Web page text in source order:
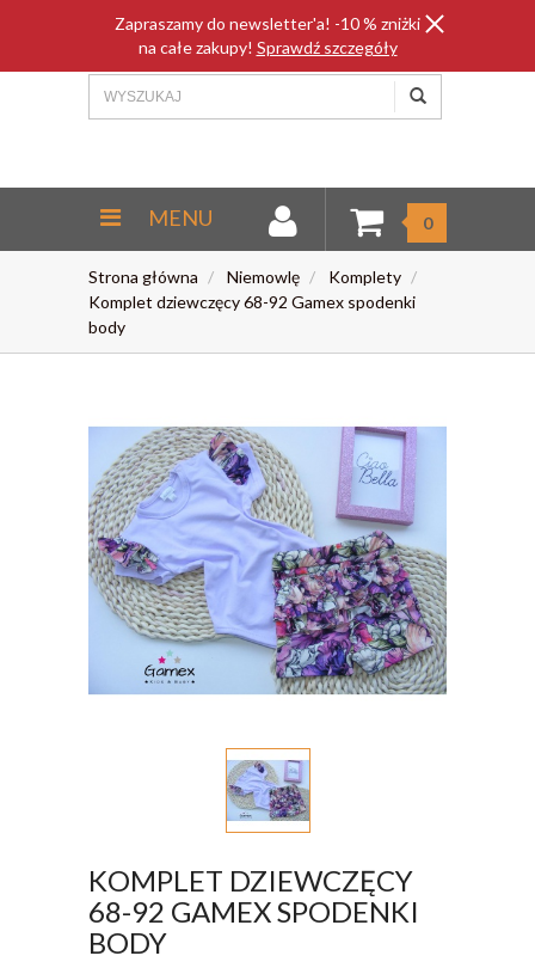
Zapraszamy do newsletter'a! -10 % zniżki
na całe zakupy! Sprawdź szczegóły
MENU 0
Strona główna Niemowlę
Komplety
Komplet dziewczęcy 68-92 Gamex spodenki
body
KOMPLET DZIEWCZĘCY
68-92 GAMEX SPODENKI
BODY